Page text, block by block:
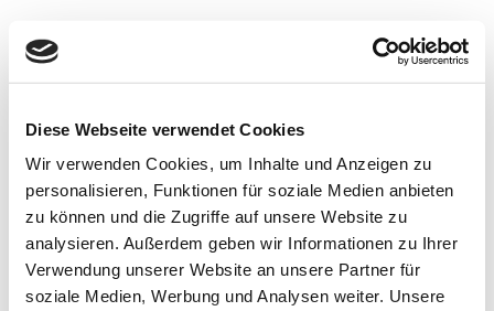
Diese Webseite verwendet Cookies
Wir verwenden Cookies, um Inhalte und Anzeigen zu
personalisieren, Funktionen für soziale Medien anbieten
zu können und die Zugriffe auf unsere Website zu
analysieren. Außerdem geben wir Informationen zu Ihrer
Verwendung unserer Website an unsere Partner für
soziale Medien, Werbung und Analysen weiter. Unsere